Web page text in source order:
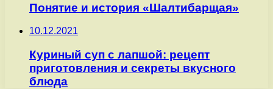
Понятие и история «Шалтибарщая»
10.12.2021
Куриный суп с лапшой: рецепт
приготовления и секреты вкусного
блюда